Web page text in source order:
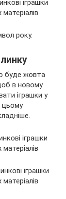
року.
буде жовта
в новому
іграшки у
цьому